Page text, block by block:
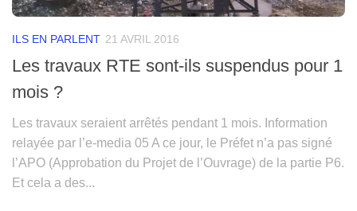
ILS EN PARLENT 21 AVRIL 2016
Les travaux RTE sont-ils suspendus pour 1
mois ?
Les travaux seraient arrêtés pendant 1 mois. Information
relayée par l’e-media 05 A ce jour, le Préfet n’a pas signé
l’APO (Approbation du Projet de l’Ouvrage) de la partie P6.
Et cela a des...